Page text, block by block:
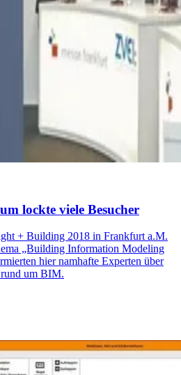
lockte viele Besucher
+ Building 2018 in Frankfurt a.M.
„Building Information Modeling
hier namhafte Experten über
um BIM.